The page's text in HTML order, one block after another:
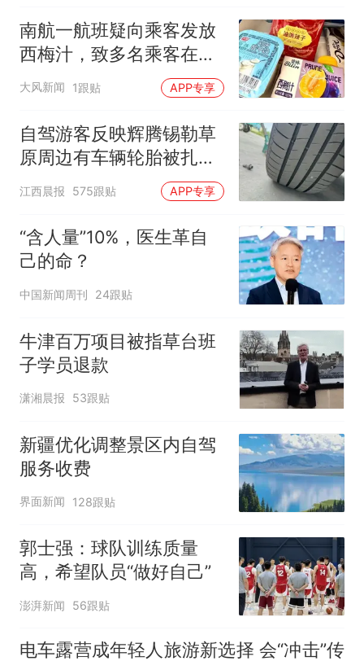
南航一航班疑向乘客发放
西梅汁，致多名乘客在飞
行途中排队上厕所！乘
客：机上100多人只有2个
厕所；客服回应：并非每
架飞机都会发放西梅汁
大风新闻 1跟贴 APP专享
自驾游客反映辉腾锡勒草
原周边有车辆轮胎被扎，
修理店铺换胎价格高达千
元，官方发布情况通报
江西晨报 575跟贴 APP专享
“含人量”10%，医生革自
己的命？
中国新闻周刊 24跟贴
牛津百万项目被指草台班
子学员退款
潇湘晨报 53跟贴
新疆优化调整景区内自驾
服务收费
界面新闻 128跟贴
郭士强：球队训练质量
高，希望队员“做好自己”
澎湃新闻 56跟贴
电车露营成年轻人旅游新选择 会“冲击”传